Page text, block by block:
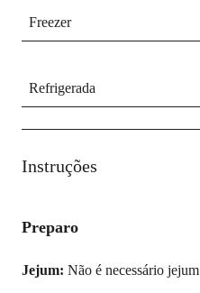
Freezer
Refrigerada
Instruções
Preparo
Jejum: Não é necessário jejum